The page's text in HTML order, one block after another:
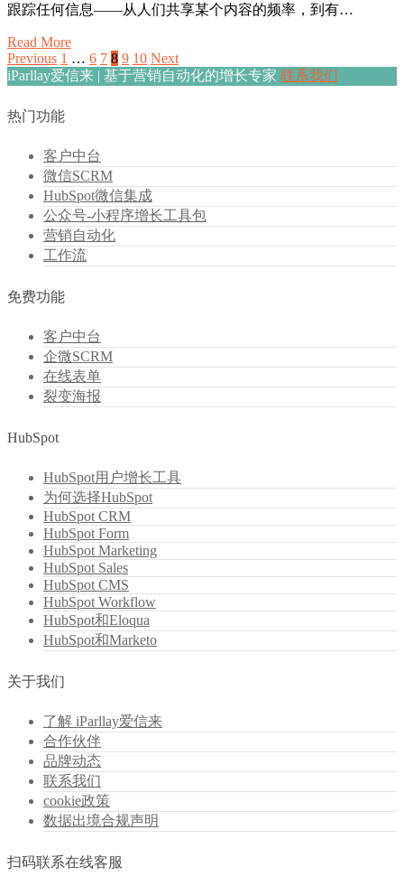
跟踪任何信息——从人们共享某个内容的频率，到有…
Read More
Previous 1 … 6 7 8 9 10 Next
iParllay爱信来 | 基于营销自动化的增长专家 联系我们
热门功能
客户中台
微信SCRM
HubSpot微信集成
公众号-小程序增长工具包
营销自动化
工作流
免费功能
客户中台
企微SCRM
在线表单
裂变海报
HubSpot
HubSpot用户增长工具
为何选择HubSpot
HubSpot CRM
HubSpot Form
HubSpot Marketing
HubSpot Sales
HubSpot CMS
HubSpot Workflow
HubSpot和Eloqua
HubSpot和Marketo
关于我们
了解 iParllay爱信来
合作伙伴
品牌动态
联系我们
cookie政策
数据出境合规声明
扫码联系在线客服